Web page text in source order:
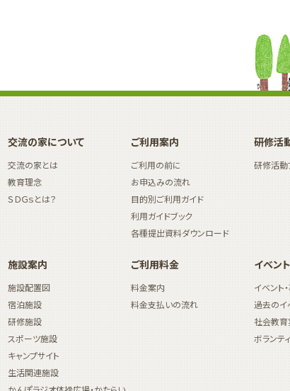
交流の家について
交流の家とは
教育理念
ＳＤＧｓとは？
ご利用案内
ご利用の前に
お申込みの流れ
目的別ご利用ガイド
利用ガイドブック
各種提出資料ダウンロード
研修活
研修活動
施設案内
施設配置図
宿泊施設
研修施設
スポーツ施設
キャンプサイト
生活関連施設
ご利用料金
料金案内
料金支払いの流れ
イベン
イベント
過去のイ
社会教
ボランテ